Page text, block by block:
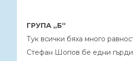
ГРУПА „Б“
Тук всички бяха много
Стефан Шопов бе едни